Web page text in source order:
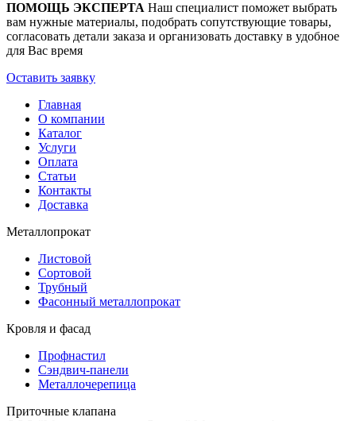
ПОМОЩЬ ЭКСПЕРТА Наш специалист поможет выбрать
вам нужные материалы, подобрать сопутствующие товары,
согласовать детали заказа и организовать доставку в удобное
для Вас время
Оставить заявку
Главная
О компании
Каталог
Услуги
Оплата
Статьи
Контакты
Доставка
Металлопрокат
Листовой
Сортовой
Трубный
Фасонный металлопрокат
Кровля и фасад
Профнастил
Сэндвич-панели
Металлочерепица
Приточные клапана